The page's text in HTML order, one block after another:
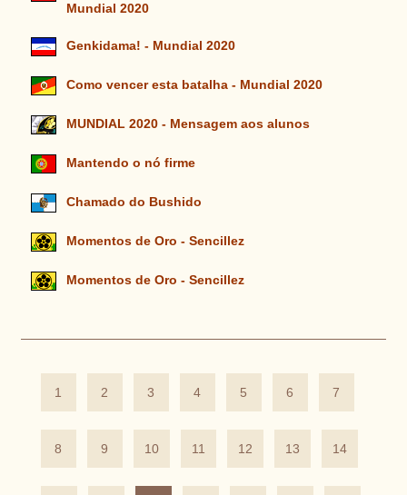
Mundial 2020
Genkidama! - Mundial 2020
Como vencer esta batalha - Mundial 2020
MUNDIAL 2020 - Mensagem aos alunos
Mantendo o nó firme
Chamado do Bushido
Momentos de Oro - Sencillez
Momentos de Oro - Sencillez
1 2 3 4 5 6 7
8 9 10 11 12 13 14